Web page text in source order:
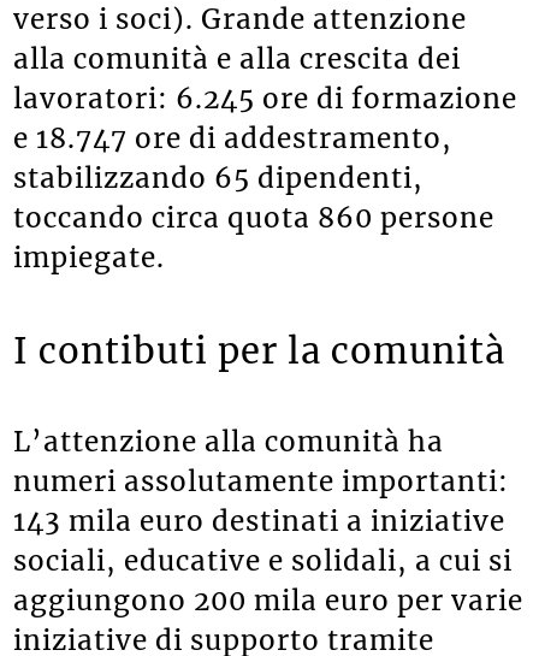
verso i soci). Grande attenzione
alla comunità e alla crescita dei
lavoratori: 6.245 ore di formazione
e 18.747 ore di addestramento,
stabilizzando 65 dipendenti,
toccando circa quota 860 persone
impiegate.
I contibuti per la comunità
L’attenzione alla comunità ha
numeri assolutamente importanti:
143 mila euro destinati a iniziative
sociali, educative e solidali, a cui si
aggiungono 200 mila euro per varie
iniziative di supporto tramite